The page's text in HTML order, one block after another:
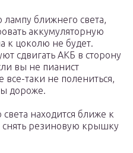
ближнего света,
аккумуляторную
к цоколю не будет.
сдвигать АКБ в сторону
вы не пианист
таки не полениться,
дороже.
находится ближе к
резиновую крышку